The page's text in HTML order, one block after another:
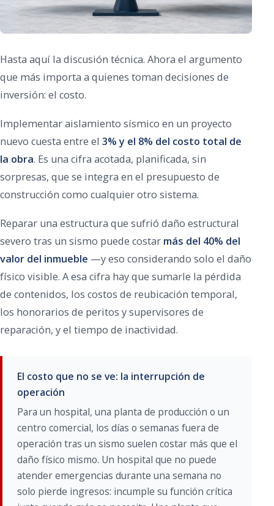
Hasta aquí la discusión técnica. Ahora el argumento
que más importa a quienes toman decisiones de
inversión: el costo.
Implementar aislamiento sísmico en un proyecto
nuevo cuesta entre el 3% y el 8% del costo total de
la obra. Es una cifra acotada, planificada, sin
sorpresas, que se integra en el presupuesto de
construcción como cualquier otro sistema.
Reparar una estructura que sufrió daño estructural
severo tras un sismo puede costar más del 40% del
valor del inmueble —y eso considerando solo el daño
físico visible. A esa cifra hay que sumarle la pérdida
de contenidos, los costos de reubicación temporal,
los honorarios de peritos y supervisores de
reparación, y el tiempo de inactividad.
El costo que no se ve: la interrupción de
operación
Para un hospital, una planta de producción o un
centro comercial, los días o semanas fuera de
operación tras un sismo suelen costar más que el
daño físico mismo. Un hospital que no puede
atender emergencias durante una semana no
solo pierde ingresos: incumple su función crítica